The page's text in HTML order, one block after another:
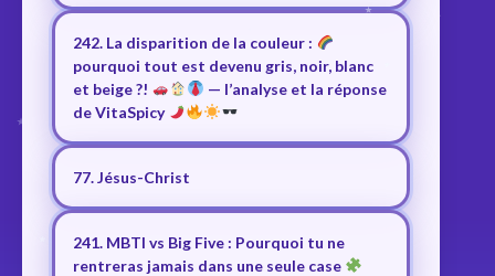
242. La disparition de la couleur :
pourquoi tout est devenu gris, noir, blanc
et beige ?!
— l’analyse et la réponse
de VitaSpicy
77. Jésus-Christ
241. MBTI vs Big Five : Pourquoi tu ne
rentreras jamais dans une seule case